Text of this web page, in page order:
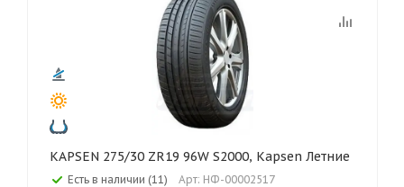
KAPSEN 275/30 ZR19 96W S2000, Kapsen Летние
Есть в наличии (11) Арт: НФ-00002517